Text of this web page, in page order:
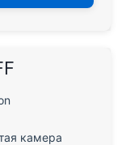
камера